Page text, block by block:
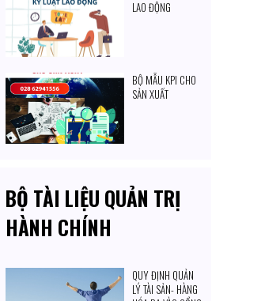
LAO ĐỘNG
BỘ MẪU KPI CHO
SẢN XUẤT
BỘ TÀI LIỆU QUẢN TRỊ
HÀNH CHÍNH
QUY ĐỊNH QUẢN
LÝ TÀI SẢN- HÀNG